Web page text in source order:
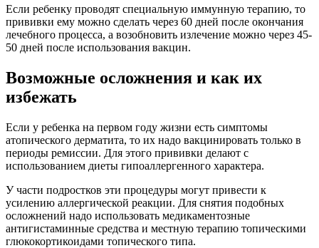
Если ребенку проводят специальную иммунную терапию, то
прививки ему можно сделать через 60 дней после окончания
лечебного процесса, а возобновить излечение можно через 45-
50 дней после использования вакцин.
Возможные осложнения и как их
избежать
Если у ребенка на первом году жизни есть симптомы
атопического дерматита, то их надо вакцинировать только в
периоды ремиссии. Для этого прививки делают с
использованием диеты гипоаллергенного характера.
У части подростков эти процедуры могут привести к
усилению аллергической реакции. Для снятия подобных
осложнений надо использовать медикаментозные
антигистаминные средства и местную терапию топическими
глюкокортикоидами топического типа.